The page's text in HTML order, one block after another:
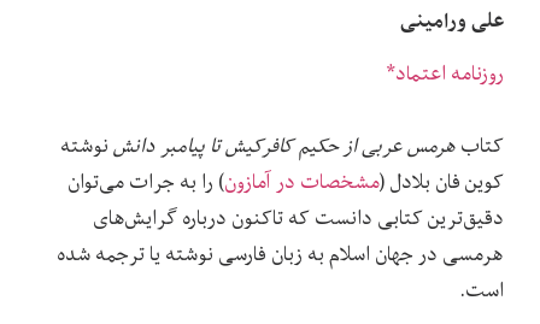
علی ورامینی
روزنامه اعتماد*
کتابهرمس عربی از حکیم کافرکیش تا پیامبر دانشنوشته
کوین فان بلادل (مشخصات در آمازون) را به جرات می‌توان
دقیق‌ترین کتابی دانست که تاکنون درباره گرایش‌های
هرمسی در جهان اسلام به زبان فارسی نوشته یا ترجمه شده
است.